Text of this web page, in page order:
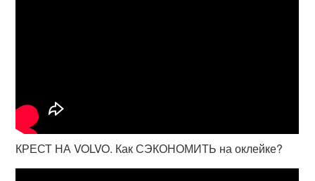
КРЕСТ НА VOLVO. Как СЭКОНОМИТЬ на оклейке?